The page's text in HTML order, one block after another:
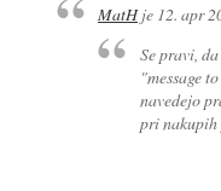
MatHje 12. apr
Se pravi,
"message
navedejo
pri nakupih